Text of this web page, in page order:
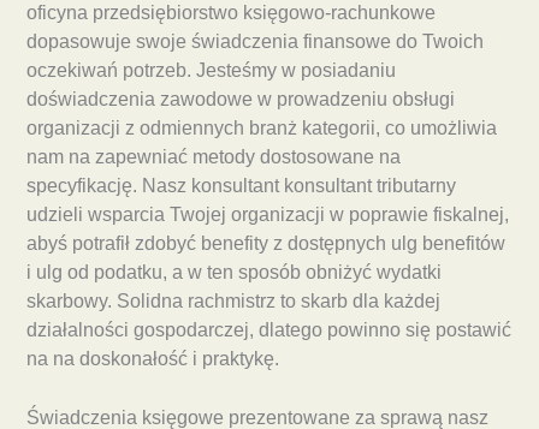
oficyna przedsiębiorstwo księgowo-rachunkowe
dopasowuje swoje świadczenia finansowe do Twoich
oczekiwań potrzeb. Jesteśmy w posiadaniu
doświadczenia zawodowe w prowadzeniu obsługi
organizacji z odmiennych branż kategorii, co umożliwia
nam na zapewniać metody dostosowane na
specyfikację. Nasz konsultant konsultant tributarny
udzieli wsparcia Twojej organizacji w poprawie fiskalnej,
abyś potrafił zdobyć benefity z dostępnych ulg benefitów
i ulg od podatku, a w ten sposób obniżyć wydatki
skarbowy. Solidna rachmistrz to skarb dla każdej
działalności gospodarczej, dlatego powinno się postawić
na na doskonałość i praktykę.
Świadczenia księgowe prezentowane za sprawą nasz